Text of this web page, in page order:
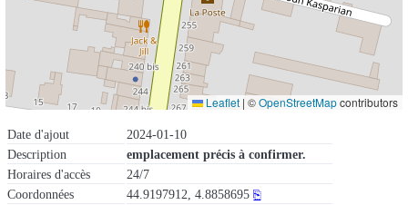
Date d'ajout
2024-01-10
Description
emplacement précis à confirmer.
Horaires d'accès
24/7
Coordonnées
44.9197912, 4.8858695 ⎘
Leaflet | ©OpenStreetMapcontributors